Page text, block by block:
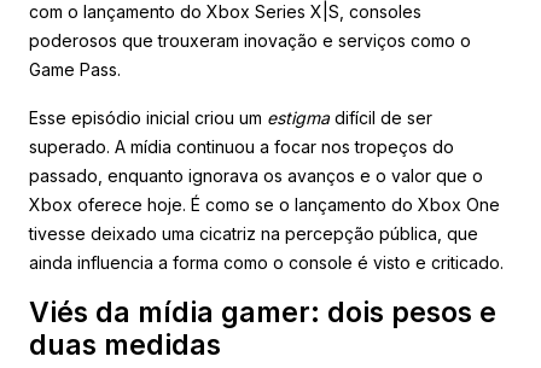
com o lançamento do Xbox Series X|S, consoles
poderosos que trouxeram inovação e serviços como o
Game Pass.
Esse episódio inicial criou um estigmadifícil de ser
superado. A mídia continuou a focar nos tropeços do
passado, enquanto ignorava os avanços e o valor que o
Xbox oferece hoje. É como se o lançamento do Xbox One
tivesse deixado uma cicatriz na percepção pública, que
ainda influencia a forma como o console é visto e criticado.
Viés da mídia gamer: dois pesos e
duas medidas